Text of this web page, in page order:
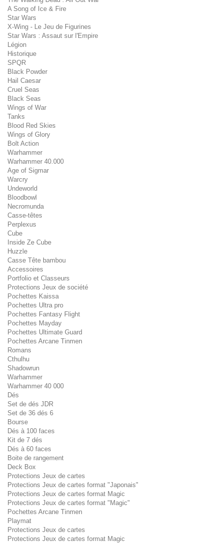
A Song of Ice & Fire
Star Wars
X-Wing - Le Jeu de Figurines
Star Wars : Assaut sur l'Empire
Légion
Historique
SPQR
Black Powder
Hail Caesar
Cruel Seas
Black Seas
Wings of War
Tanks
Blood Red Skies
Wings of Glory
Bolt Action
Warhammer
Warhammer 40.000
Age of Sigmar
Warcry
Undeworld
Bloodbowl
Necromunda
Casse-têtes
Perplexus
Cube
Inside Ze Cube
Huzzle
Casse Tête bambou
Accessoires
Portfolio et Classeurs
Protections Jeux de société
Pochettes Kaissa
Pochettes Ultra pro
Pochettes Fantasy Flight
Pochettes Mayday
Pochettes Ultimate Guard
Pochettes Arcane Tinmen
Romans
Cthulhu
Shadowrun
Warhammer
Warhammer 40 000
Dés
Set de dés JDR
Set de 36 dés 6
Bourse
Dés à 100 faces
Kit de 7 dés
Dés à 60 faces
Boite de rangement
Deck Box
Protections Jeux de cartes
Protections Jeux de cartes format "Japonais"
Protections Jeux de cartes format Magic
Protections Jeux de cartes format "Magic"
Pochettes Arcane Tinmen
Playmat
Protections Jeux de cartes
Protections Jeux de cartes format Magic